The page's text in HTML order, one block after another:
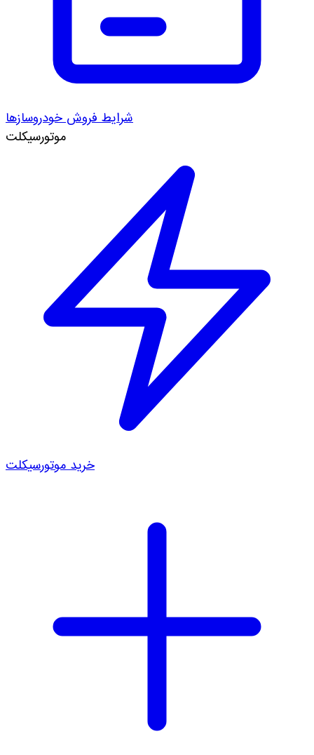
شرایط فروش خودروسازها
موتورسیکلت
خرید موتورسیکلت